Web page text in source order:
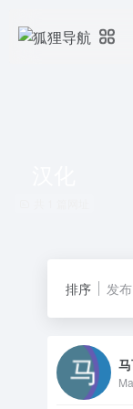
排序 发布